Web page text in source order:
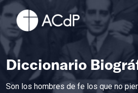
Diccionario
Son los hombres de fe los que no